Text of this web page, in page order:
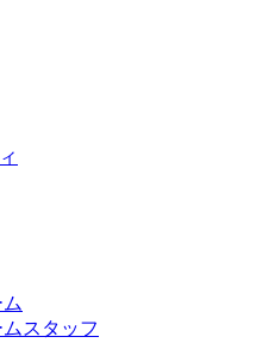
「volundeer」
理規定
ドライン
良
サービスについて
J3リーグ2026/27シーズン試
スタッフ